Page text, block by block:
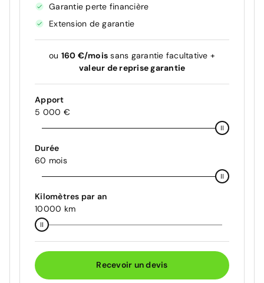
Garantie perte financière
Extension de garantie
ou 160 €/mois sans garantie facultative +
valeur de reprise garantie
Apport
5 000 €
Durée
60 mois
Kilomètres par an
10000 km
Recevoir un devis